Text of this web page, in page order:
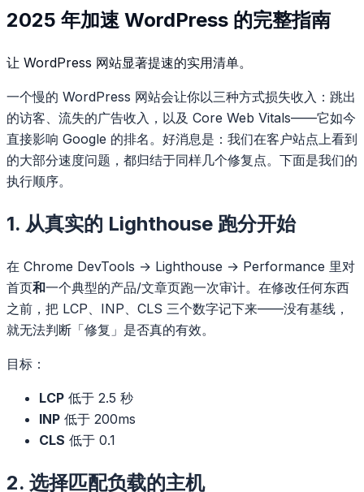
2025 年加速 WordPress 的完整指南
让 WordPress 网站显著提速的实用清单。
一个慢的 WordPress 网站会让你以三种方式损失收入：跳出
的访客、流失的广告收入，以及 Core Web Vitals——它如今
直接影响 Google 的排名。好消息是：我们在客户站点上看到
的大部分速度问题，都归结于同样几个修复点。下面是我们的
执行顺序。
1. 从真实的 Lighthouse 跑分开始
在 Chrome DevTools → Lighthouse → Performance 里对
首页和一个典型的产品/文章页跑一次审计。在修改任何东西
之前，把 LCP、INP、CLS 三个数字记下来——没有基线，
就无法判断「修复」是否真的有效。
目标：
LCP 低于 2.5 秒
INP 低于 200ms
CLS 低于 0.1
2. 选择匹配负载的主机